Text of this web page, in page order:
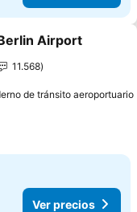
favoritos
Airport
11.568
de tránsito aeroportuario
Ver precios